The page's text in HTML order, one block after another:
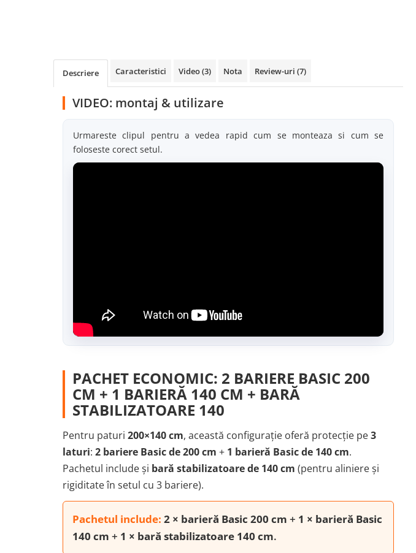
Descriere Caracteristici Video(3) Nota Review-uri (7)
VIDEO: montaj & utilizare
Urmareste clipul pentru a vedea rapid cum se monteaza si cum se
foloseste corect setul.
PACHET ECONOMIC: 2 BARIERE BASIC 200
CM + 1 BARIERĂ 140 CM + BARĂ
STABILIZATOARE 140
Pentru paturi 200×140 cm, această configurație oferă protecție pe3
laturi: 2 bariere Basic de 200 cm + 1 barieră Basic de 140 cm.
Pachetul include și bară stabilizatoare de 140 cm (pentru aliniere și
rigiditate în setul cu 3 bariere).
Pachetul include: 2 × barieră Basic 200 cm + 1 × barieră Basic
140 cm + 1 × bară stabilizatoare 140 cm.